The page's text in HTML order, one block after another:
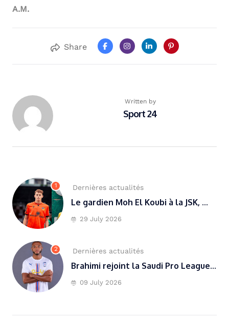
A.M.
Share
Written by
Sport 24
1 Dernières actualités
Le gardien Moh El Koubi à la JSK, ...
29 July 2026
2 Dernières actualités
Brahimi rejoint la Saudi Pro League...
09 July 2026